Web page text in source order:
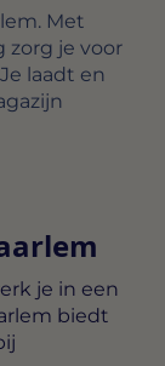
Met
zorg je voor
laadt en
je in een
biedt